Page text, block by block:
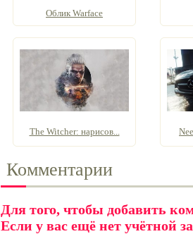
Облик Warface
The Witcher: нарисов...
Комментарии
Для того, чтобы добавить
Если у вас ещё нет учётной